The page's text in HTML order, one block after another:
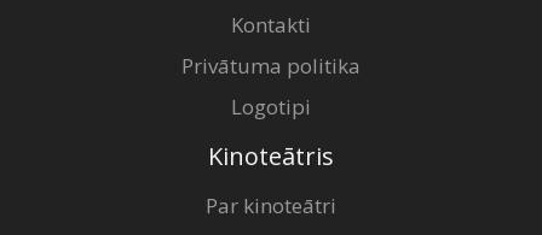
Kontakti
Privātuma politika
Logotipi
Kinoteātris
Par kinoteātri